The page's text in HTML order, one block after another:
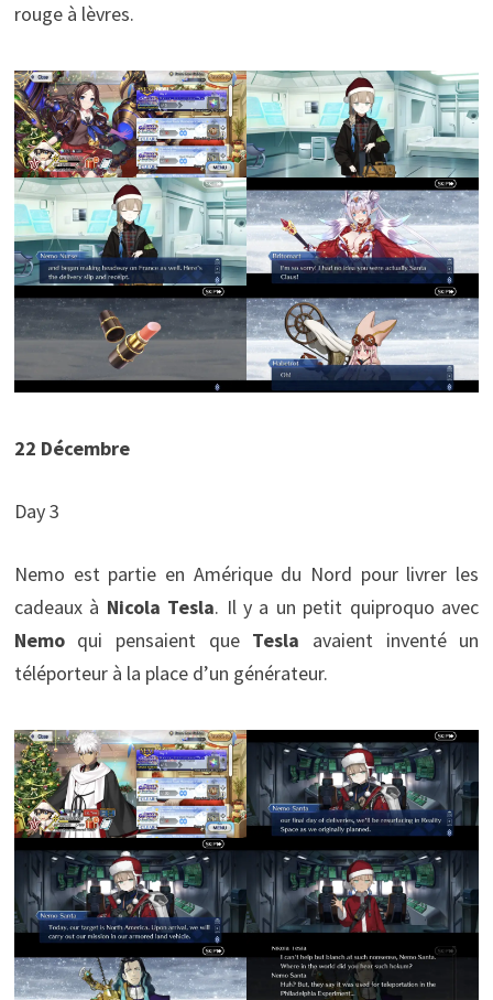
rouge à lèvres.
22 Décembre
Day 3
Nemo est partie en Amérique du Nord pour livrer les
cadeaux à Nicola Tesla. Il y a un petit quiproquo avec
Nemo qui pensaient que Tesla avaient inventé un
téléporteur à la place d’un générateur.